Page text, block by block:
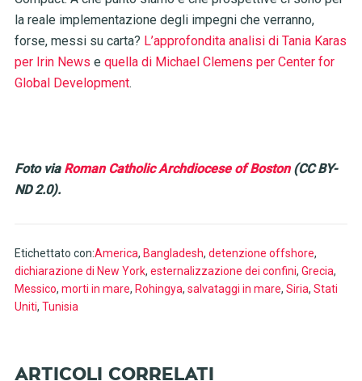
la reale implementazione degli impegni che verranno,
forse, messi su carta? L’approfondita analisi di Tania Karas
per Irin News e quella di Michael Clemens per Center for
Global Development.
Foto via Roman Catholic Archdiocese of Boston(CC BY-
ND 2.0).
Etichettato con:America, Bangladesh, detenzione offshore,
dichiarazione di New York, esternalizzazione dei confini, Grecia,
Messico, morti in mare, Rohingya, salvataggi in mare, Siria, Stati
Uniti, Tunisia